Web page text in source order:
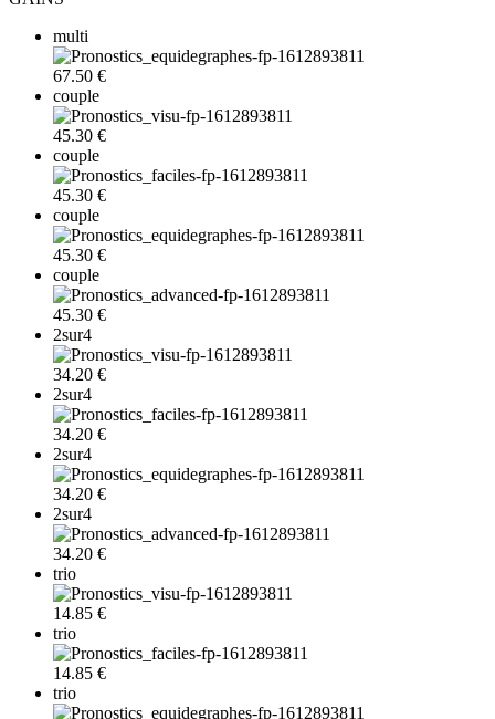
multi
67.50 €
couple
45.30 €
couple
45.30 €
couple
45.30 €
couple
45.30 €
2sur4
34.20 €
2sur4
34.20 €
2sur4
34.20 €
2sur4
34.20 €
trio
14.85 €
trio
14.85 €
trio